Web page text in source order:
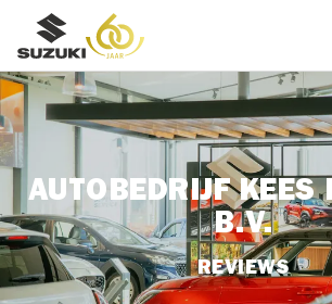
AUTOBEDRIJF KEES
B.V.
REVIEWS